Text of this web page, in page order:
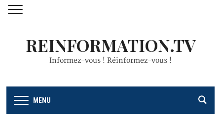
REINFORMATION.TV
Informez-vous ! Réinformez-vous !
MENU